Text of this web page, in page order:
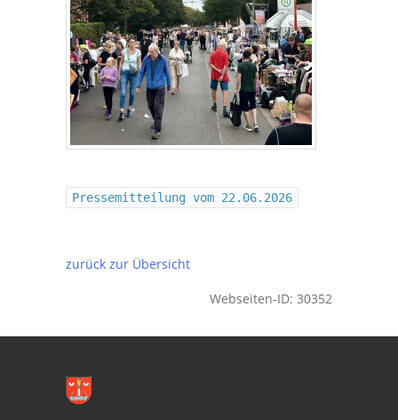
Pressemitteilung vom 22.06.2026
zurück zur Übersicht
Webseiten-ID: 30352